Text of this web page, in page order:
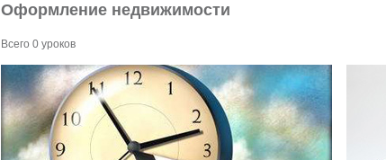
Оформление недвижимости
Всего 0 уроков